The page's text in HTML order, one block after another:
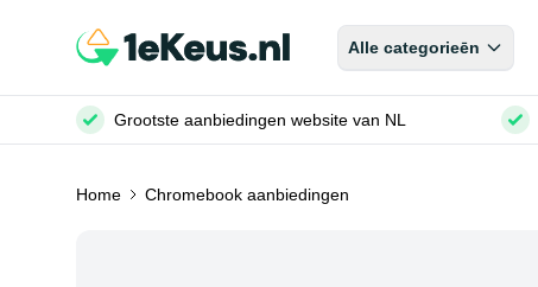
Alle categorieēn
Grootste aanbiedingen website van NL
Home Chromebook aanbiedingen